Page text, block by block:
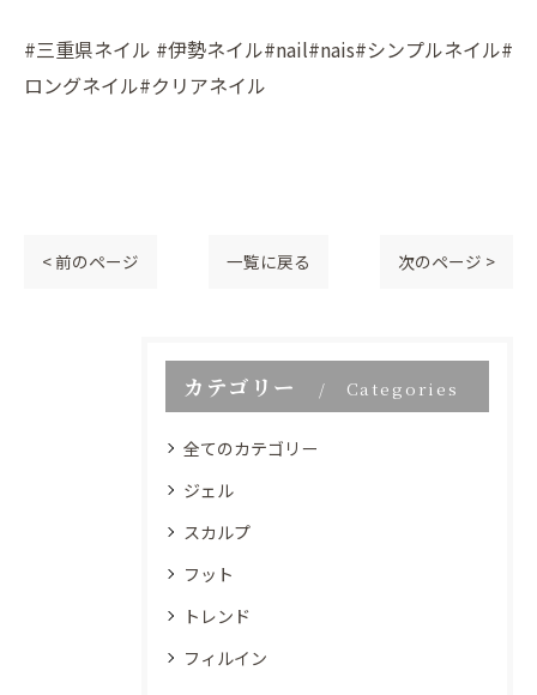
#三重県ネイル #伊勢ネイル#nail#nais#シンプルネイル#
ロングネイル#クリアネイル
< 前のページ 一覧に戻る 次のページ >
カテゴリー Categories
全てのカテゴリー
ジェル
スカルプ
フット
トレンド
フィルイン